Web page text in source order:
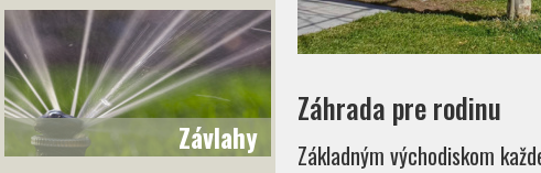
Závlahy
Záhrada pre rodinu
Základným východiskom